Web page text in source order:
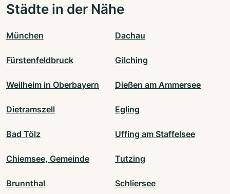
Städte in der Nähe
München Dachau
Fürstenfeldbruck Gilching
Weilheim in Oberbayern Dießen am Ammersee
Dietramszell Egling
Bad Tölz Uffing am Staffelsee
Chiemsee, Gemeinde Tutzing
Brunnthal Schliersee